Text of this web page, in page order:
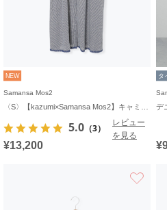
NEW
Samansa Mos2
5.0 （3）
レビュー
を見る
¥13,200
タ
デ